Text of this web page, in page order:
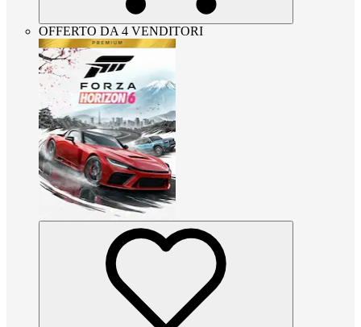
OFFERTO DA 4 VENDITORI